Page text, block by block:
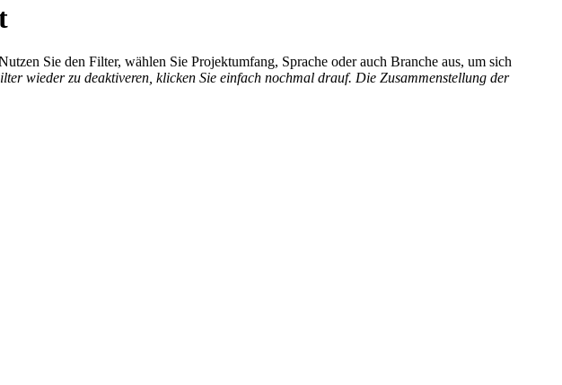
Sie den Filter, wählen Sie Projektumfang, Sprache oder auch Branche aus, um sich
wieder zu deaktiveren, klicken Sie einfach nochmal drauf. Die Zusammenstellung der